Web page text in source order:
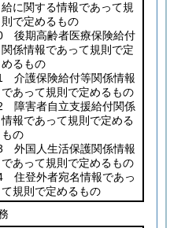
給に関する情報であって規
則で定めるもの
後期高齢者医療保険給付
関係情報であって規則で定
めるもの
介護保険給付等関係情報
であって規則で定めるもの
障害者自立支援給付関係
情報であって規則で定める
もの
外国人生活保護関係情報
であって規則で定めるもの
住登外者宛名情報であっ
て規則で定めるもの